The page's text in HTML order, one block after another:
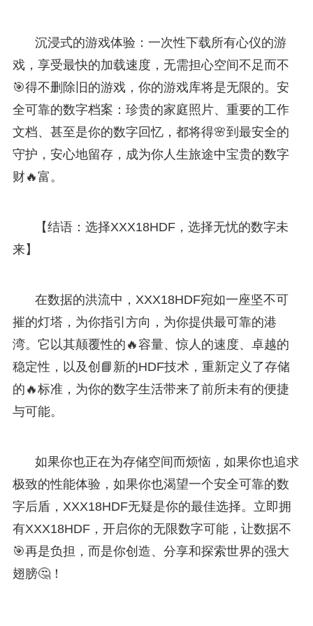
沉浸式的游戏体验：一次性下载所有心仪的游
戏，享受最快的加载速度，无需担心空间不足而不
🎯得不删除旧的游戏，你的游戏库将是无限的。安
全可靠的数字档案：珍贵的家庭照片、重要的工作
文档、甚至是你的数字回忆，都将得🌸到最安全的
守护，安心地留存，成为你人生旅途中宝贵的数字
财🔥富。
【结语：选择XXX18HDF，选择无忧的数字未
来】
在数据的洪流中，XXX18HDF宛如一座坚不可
摧的灯塔，为你指引方向，为你提供最可靠的港
湾。它以其颠覆性的🔥容量、惊人的速度、卓越的
稳定性，以及创📘新的HDF技术，重新定义了存储
的🔥标准，为你的数字生活带来了前所未有的便捷
与可能。
如果你也正在为存储空间而烦恼，如果你也追求
极致的性能体验，如果你也渴望一个安全可靠的数
字后盾，XXX18HDF无疑是你的最佳选择。立即拥
有XXX18HDF，开启你的无限数字可能，让数据不
🎯再是负担，而是你创造、分享和探索世界的强大
翅膀🤔！